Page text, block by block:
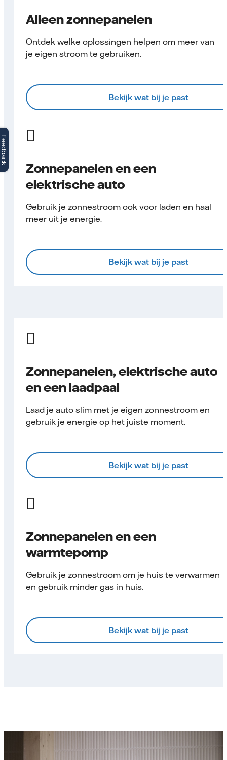
Alleen zonnepanelen
Ontdek welke oplossingen helpen om meer van
je eigen stroom te gebruiken.
Bekijk wat bij je past
Zonnepanelen en een
elektrische auto
Gebruik je zonnestroom ook voor laden en haal
meer uit je energie.
Bekijk wat bij je past
Zonnepanelen, elektrische auto
en een laadpaal
Laad je auto slim met je eigen zonnestroom en
gebruik je energie op het juiste moment.
Bekijk wat bij je past
Zonnepanelen en een
warmtepomp
Gebruik je zonnestroom om je huis te verwarmen
en gebruik minder gas in huis.
Bekijk wat bij je past
Feedback